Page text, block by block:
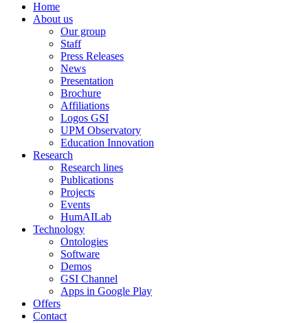
Home
About us
Our group
Staff
Press Releases
News
Presentation
Brochure
Affiliations
Logos GSI
UPM Observatory
Education Innovation
Research
Research lines
Publications
Projects
Events
HumAILab
Technology
Ontologies
Software
Demos
GSI Channel
Apps in Google Play
Offers
Contact